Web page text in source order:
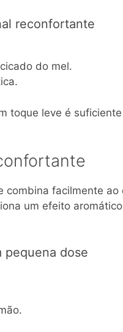
reconfortante
do mel.
toque leve é
combina facilmente ao
um efeito
pequena dose